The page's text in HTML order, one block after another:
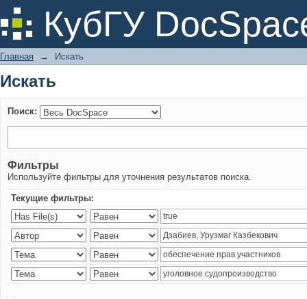
КубГУ
Искать
Главная → Искать
Искать
Поиск:
Фильтры
Используйте фильтры для уточнения результатов поиска.
Текущие фильтры: